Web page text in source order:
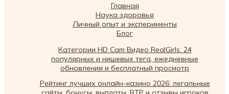
Главная
Наука здоровья
Личный опыт и эксперименты
Блог
Категории HD Cam Видео RealGirls: 24
популярных и нишевых тега, ежедневные
обновления и бесплатный просмотр
Рейтинг лучших онлайн-казино 2026: легальные